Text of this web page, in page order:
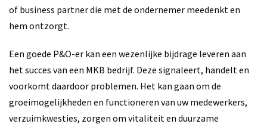
of business partner die met de ondernemer meedenkt en
hem ontzorgt.
Een goede P&O-er kan een wezenlijke bijdrage leveren aan
het succes van een MKB bedrijf. Deze signaleert, handelt en
voorkomt daardoor problemen. Het kan gaan om de
groeimogelijkheden en functioneren van uw medewerkers,
verzuimkwesties, zorgen om vitaliteit en duurzame